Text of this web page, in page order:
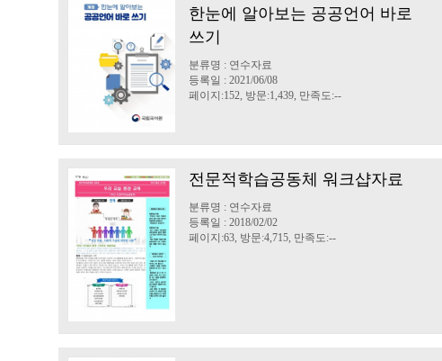
한눈에 알아보는 공공언어 바로
쓰기
분류명 : 연수자료
등록일 : 2021/06/08
페이지:152, 방문:1,439, 만족도:--
전문적학습공동체 워크샵자료
분류명 : 연수자료
등록일 : 2018/02/02
페이지:63, 방문:4,715, 만족도:--